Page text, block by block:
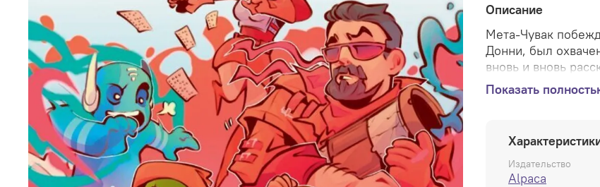
Описание
Мета-Чувак
Донни, был
вновь и вновь
МаниМен
возвращение
стать тем
лучшей реальности?
Показать
Издательство
Alpaca